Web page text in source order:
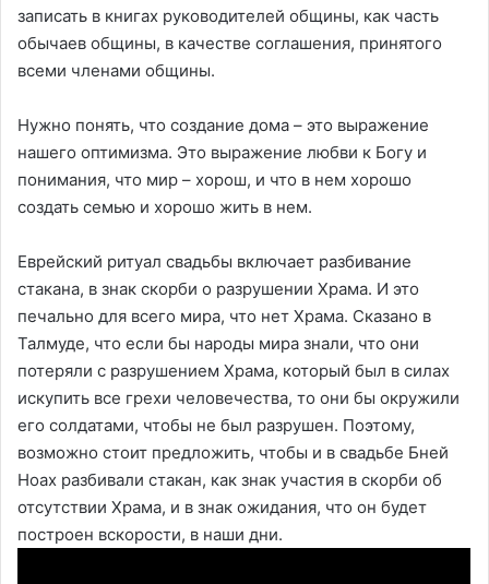
записать в книгах руководителей общины, как часть
обычаев общины, в качестве соглашения, принятого
всеми членами общины.
Нужно понять, что создание дома – это выражение
нашего оптимизма. Это выражение любви к Богу и
понимания, что мир – хорош, и что в нем хорошо
создать семью и хорошо жить в нем.
Еврейский ритуал свадьбы включает разбивание
стакана, в знак скорби о разрушении Храма. И это
печально для всего мира, что нет Храма. Сказано в
Талмуде, что если бы народы мира знали, что они
потеряли с разрушением Храма, который был в силах
искупить все грехи человечества, то они бы окружили
его солдатами, чтобы не был разрушен. Поэтому,
возможно стоит предложить, чтобы и в свадьбе Бней
Ноах разбивали стакан, как знак участия в скорби об
отсутствии Храма, и в знак ожидания, что он будет
построен вскорости, в наши дни.